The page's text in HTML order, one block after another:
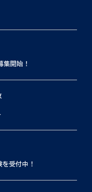
開始！
受付中！